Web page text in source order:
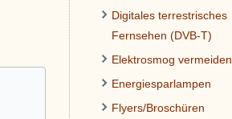
Digitales terrestrisches
Fernsehen (DVB-T)
Elektrosmog vermeiden
Energiesparlampen
Flyers/Broschüren